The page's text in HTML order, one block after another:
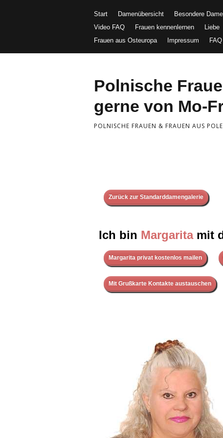
Start Damenübersicht Besondere
Video FAQ
Frauen kennenlernen Liebe
Frauen aus Osteuropa
Impressum FAQ
Polnische
gerne von Mo-
POLNISCHE FRAUEN & FRAUEN AUS
Zurück zur Standarddamengalerie
Ich bin Margarita mit
Margarita privat kostenlos mailen
Mit Grußkarte Kontakte austauschen